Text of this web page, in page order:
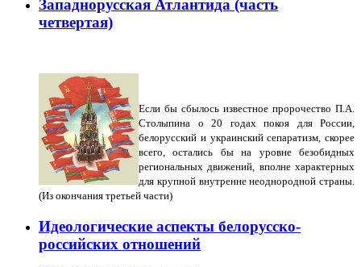
Западнорусская Атлантида (часть
четвертая)
Если бы сбылось известное пророчество П.А.
Столыпина о 20 годах покоя для России,
белорусский и украинский сепаратизм, скорее
всего, остались бы на уровне безобидных
региональных движений, вполне характерных
для крупной внутренне неоднородной страны.
(Из окончания третьей части)
Идеологические аспекты белорусско-
российских отношений